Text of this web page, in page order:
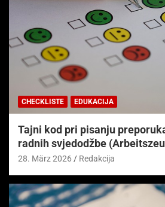
CHECKLISTE EDUKACIJA
Tajni kod pri pisanju
radnih svjedodžbe
28. März 2026 Redakcija